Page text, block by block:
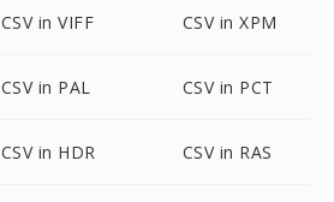
CSV in VIFF CSV in XPM
CSV in PAL CSV in PCT
CSV in HDR CSV in RAS